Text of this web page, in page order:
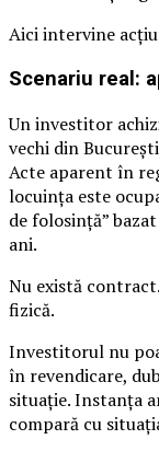
Aici intervine
Scenariu real:
Un investitor
vechi din
Acte aparent în
locuința este
de folosință”
ani.
Nu există
fizică.
Investitorul nu
în revendicare,
situație. Instanța
compară cu